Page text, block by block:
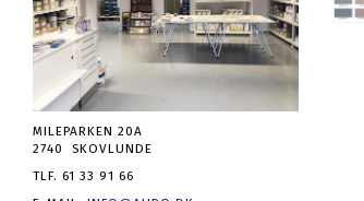
MILEPARKEN 20A
2740 SKOVLUNDE
TLF. 61 33 91 66